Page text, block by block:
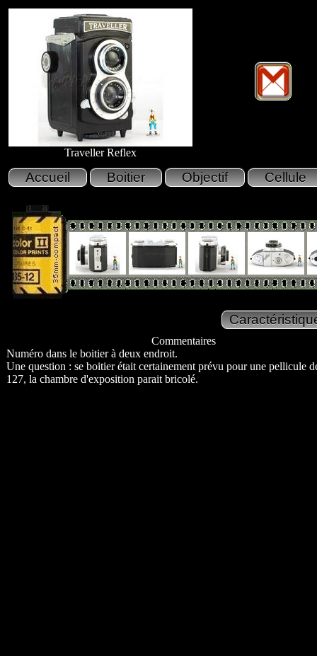
Traveller Reflex
Commentaires
Numéro dans le boitier à deux endroit.
Une question : se boitier était certainement prévu pour une pellicule
127, la chambre d'exposition parait bricolé.